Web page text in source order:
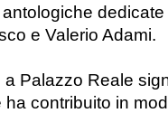
e Valerio Adami.
Palazzo Reale
contribuito in